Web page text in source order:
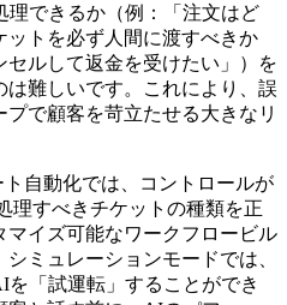
できるか（例：「注文はど
ットを必ず人間に渡すべきか
セルして返金を受けたい」）を
難しいです。これにより、誤
で顧客を苛立たせる大きなリ
ト自動化では、コントロールが
理すべきチケットの種類を正
イズ可能なワークフロービル
ミュレーションモードでは、
「試運転」することができ